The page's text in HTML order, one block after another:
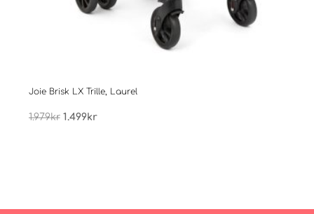
Joie Brisk LX Trille, Laurel
1.979kr Opprinnelig
1.499krNåværende